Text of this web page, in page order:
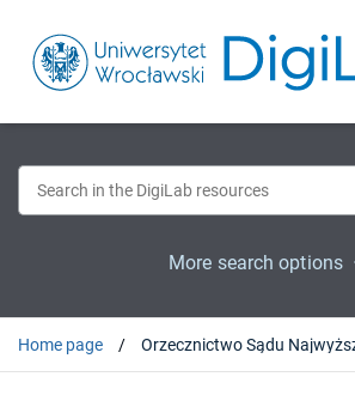
More search options
Home page